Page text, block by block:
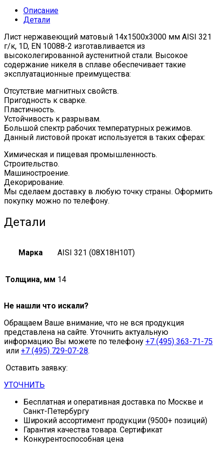
10088-
2
quantity
Описание
Детали
Лист нержавеющий матовый 14x1500x3000 мм AISI 321
г/к, 1D, EN 10088-2 изготавливается из
высоколегированной аустенитной стали. Высокое
содержание никеля в сплаве обеспечивает такие
эксплуатационные преимущества:
Отсутствие магнитных свойств.
Пригодность к сварке.
Пластичность.
Устойчивость к разрывам.
Большой спектр рабочих температурных режимов.
Данный листовой прокат используется в таких сферах:
Химическая и пищевая промышленность.
Строительство.
Машиностроение.
Декорирование.
Мы сделаем доставку в любую точку страны. Оформить
покупку можно по телефону.
Детали
Марка AISI 321 (08Х18Н10Т)
Толщина, мм 14
Не нашли что искали?
Обращаем Ваше внимание, что не вся продукция
представлена на сайте. Уточнить актуальную
информацию Вы можете по телефону +7 (495) 363-71-75
или +7 (495) 729-07-28.
Оставить заявку:
УТОЧНИТЬ
Бесплатная и оперативная доставка по Москве и
Санкт-Петербургу
Широкий ассортимент продукции (9500+ позиций)
Гарантия качества товара. Сертификат
Конкурентоспособная цена